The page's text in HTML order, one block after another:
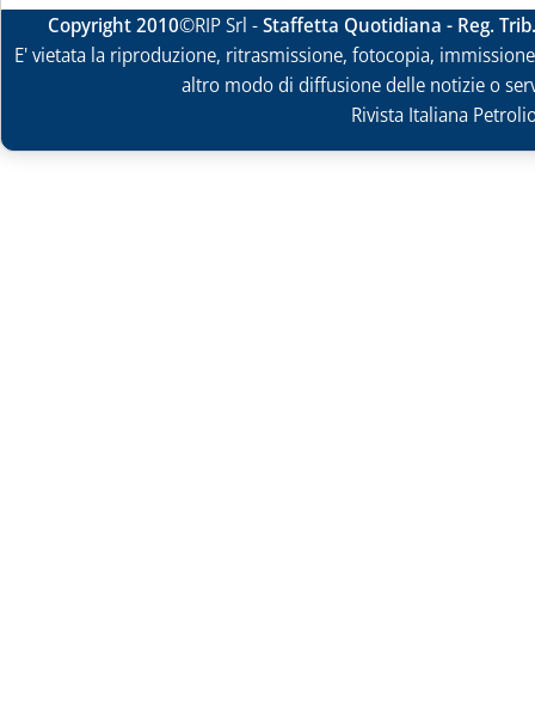
Copyright 2010©RIP Srl -Staffetta Quotidiana - Reg.
E' vietata la riproduzione, ritrasmissione, fotocopia,
altro modo di diffusione delle notizie o
Rivista Italiana